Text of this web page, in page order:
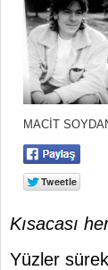
MACİT
Kısacası
Yüzler